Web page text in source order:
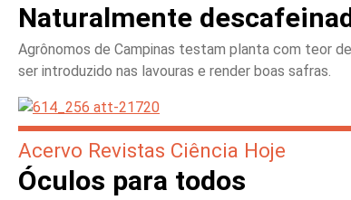
Naturalmente
Agrônomos de Campinas testam planta com teor
ser introduzido nas lavouras e render boas safras.
Acervo Revistas Ciência Hoje
Óculos para todos